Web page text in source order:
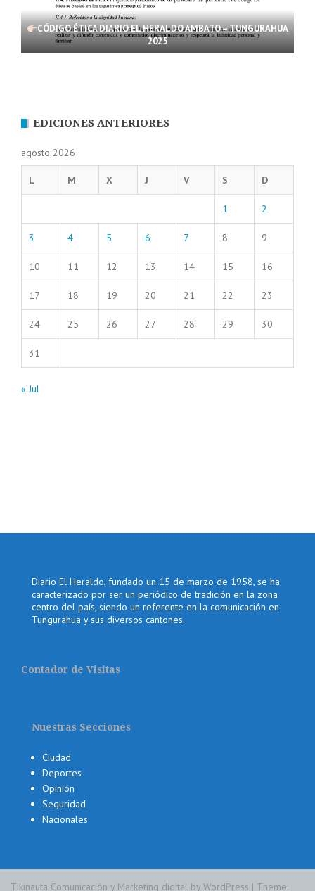
CÓDIGO ÉTICA DIARIO EL HERALDO AMBATO – TUNGURAHUA
2025
EDICIONES ANTERIORES
agosto 2026
L M X J V S D
1 2
3 4 5 6 7 8 9
10 11 12 13 14 15 16
17 18 19 20 21 22 23
24 25 26 27 28 29 30
31
« Jul
Diario El Heraldo, fundado un 15 de marzo de 1958, se ha
caracterizado por ser un periódico de tradición en la zona
centro del país, siendo un referente en la comunicación en
Tungurahua y sus diversos cantones.
Contador de Visitas
Nuestras Secciones
Ciudad
Deportes
Opinión
Seguridad
Nacionales
Tikinauta Comunicación y Marketing digital by WordPress | Theme: